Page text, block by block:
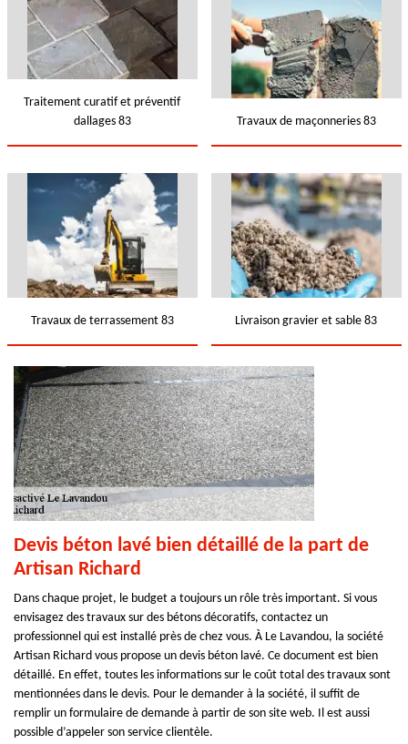
Traitement curatif et préventif
dallages 83
Travaux de maçonneries 83
Travaux de terrassement 83 Livraison gravier et sable 83
Devis béton lavé bien détaillé de la part de
Artisan Richard
Dans chaque projet, le budget a toujours un rôle très important. Si vous
envisagez des travaux sur des bétons décoratifs, contactez un
professionnel qui est installé près de chez vous. À Le Lavandou, la société
Artisan Richard vous propose un devis béton lavé. Ce document est bien
détaillé. En effet, toutes les informations sur le coût total des travaux sont
mentionnées dans le devis. Pour le demander à la société, il suffit de
remplir un formulaire de demande à partir de son site web. Il est aussi
possible d’appeler son service clientèle.